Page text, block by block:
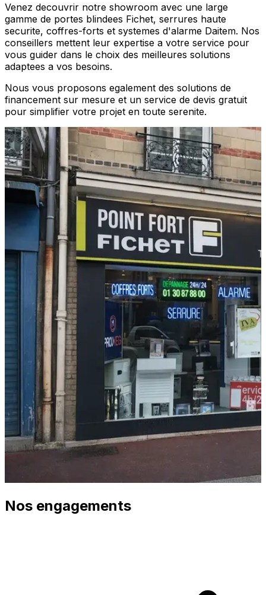
Venez decouvrir notre showroom avec une large
gamme de portes blindees Fichet, serrures haute
securite, coffres-forts et systemes d'alarme Daitem. Nos
conseillers mettent leur expertise a votre service pour
vous guider dans le choix des meilleures solutions
adaptees a vos besoins.
Nous vous proposons egalement des solutions de
financement sur mesure et un service de devis gratuit
pour simplifier votre projet en toute serenite.
Nos engagements